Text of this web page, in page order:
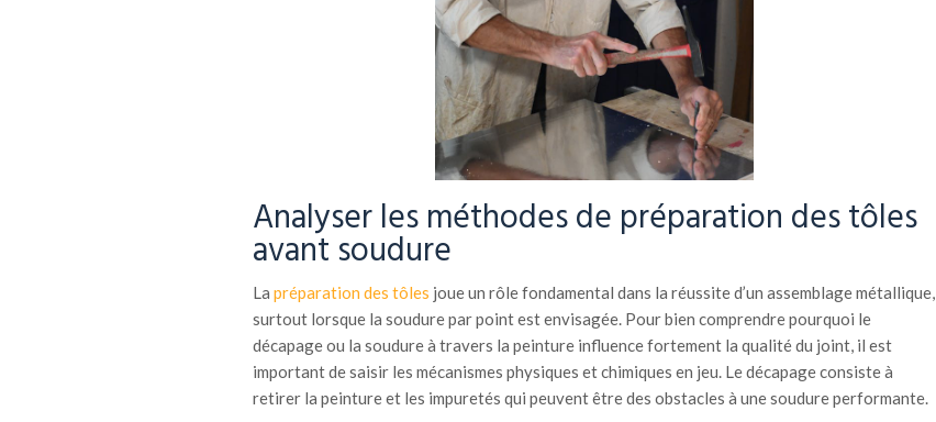
Analyser les méthodes de préparation des tôles
avant soudure
La préparation des tôles joue un rôle fondamental dans la réussite d’un assemblage métallique,
surtout lorsque la soudure par point est envisagée. Pour bien comprendre pourquoi le
décapage ou la soudure à travers la peinture influence fortement la qualité du joint, il est
important de saisir les mécanismes physiques et chimiques en jeu. Le décapage consiste à
retirer la peinture et les impuretés qui peuvent être des obstacles à une soudure performante.